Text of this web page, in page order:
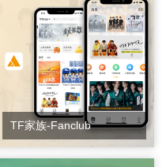
TF家族-Fanclub